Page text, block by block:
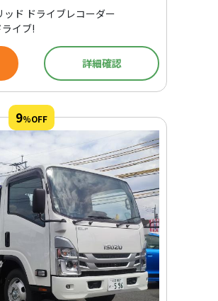
ッド ドライブレコーダー
イブ!
詳細確認
9%OFF